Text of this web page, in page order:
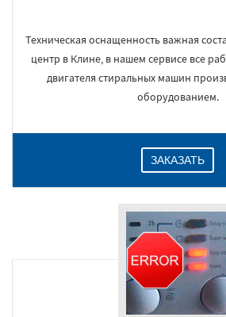
Техническая оснащенность важная
центр в Клине, в нашем сервисе все
двигателя стиральных машин
оборудованием.
ЗАКАЗАТЬ